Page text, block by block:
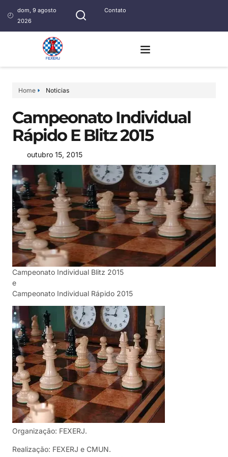
dom, 9 agosto
2026
Contato
Home Noticias
Campeonato Individual
Rápido E Blitz 2015
outubro 15, 2015
Campeonato Individual Blitz 2015
e
Campeonato Individual Rápido 2015
Organização: FEXERJ.
Realização: FEXERJ e CMUN.